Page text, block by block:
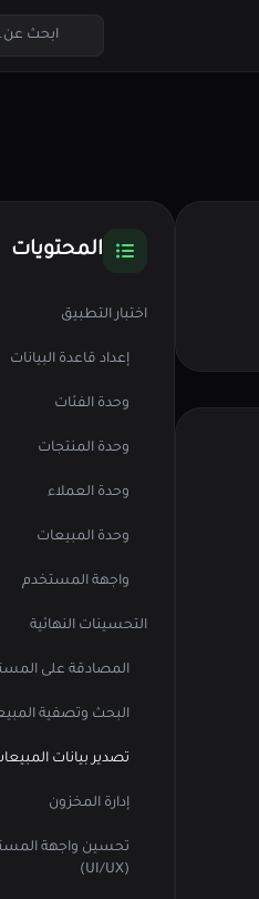
المحتويات
اختبار التطبيق
إعداد قاعدة البيانات
وحدة الفئات
وحدة المنتجات
وحدة العملاء
وحدة المبيعات
واجهة المستخدم
التحسينات النهائية
المصادقة على
البحث وتصفية
تصدير بيانات
إدارة المخزون
تحسين واجهة
(UI/UX)